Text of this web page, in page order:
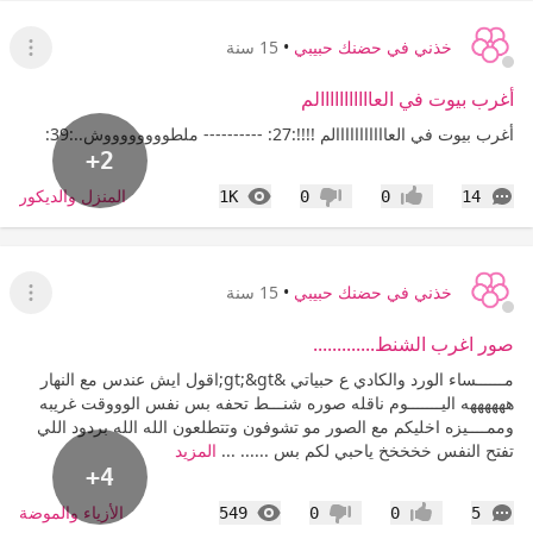
خذني في حضنك حبيبي • 15 سنة
عرض
أغرب بيوت في العااااااااااالم
أغرب بيوت في العااااااااااالم !!!!:27: ---------- ملطووووووووش..:39:
+2
14
التعليقات إعجاب0 عدم إعجاب
0
1K
المشاهدات المنزل والديكور
خذني في حضنك حبيبي • 15 سنة
عرض
صور اغرب الشنط.............
مــــــساء الورد والكادي ع حبياتي &gt;&gt;اقول ايش عندس مع النهار
ههههههه اليـــــــوم ناقله صوره شنـــط تحفه بس نفس الوووقت غريبه
وممــــيزه اخليكم مع الصور مو تشوفون وتتطلعون الله الله بردود اللي
تفتح النفس خخخخخ ياحبي لكم بس ...... ... المزيد
+4
5
التعليقات إعجاب0 عدم إعجاب
0
549
المشاهدات الأزياء والموضة